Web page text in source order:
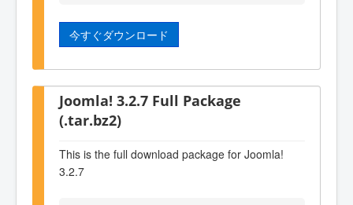
今すぐダウンロード
Joomla! 3.2.7 Full Package
(.tar.bz2)
This is the full download package for Joomla!
3.2.7